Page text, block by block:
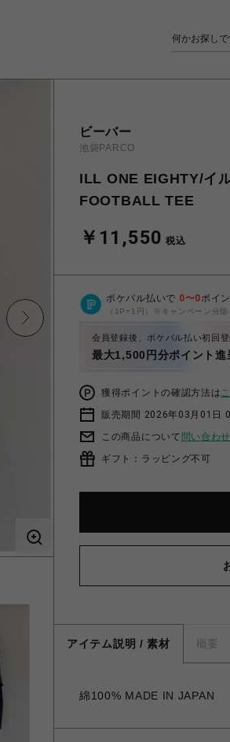
ビーバー
池袋PARCO
ILL ONE EIGHTY/イ
FOOTBALL TEE
￥11,550 税込
ポケパル払いで 0〜0ポイ
（1P=1円）※キャンペーン分除
会員登録後、ポケパル払い初回
最大1,500円分ポイント進
獲得ポイントの確認方法は
販売期間 2026年03月01日
この商品について 問い合わ
ギフト：ラッピング不可
アイテム説明 / 素材 概要
綿100% MADE IN JAPAN